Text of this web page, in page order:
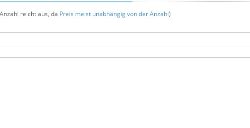
reicht aus, da Preis meist unabhängig von der Anzahl)